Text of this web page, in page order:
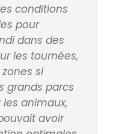
conditions
pour
dans des
les tournées,
si
grands parcs
les animaux,
avoir